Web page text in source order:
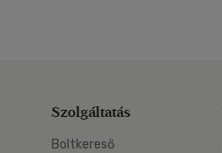
Szolgáltatás
Boltkereső